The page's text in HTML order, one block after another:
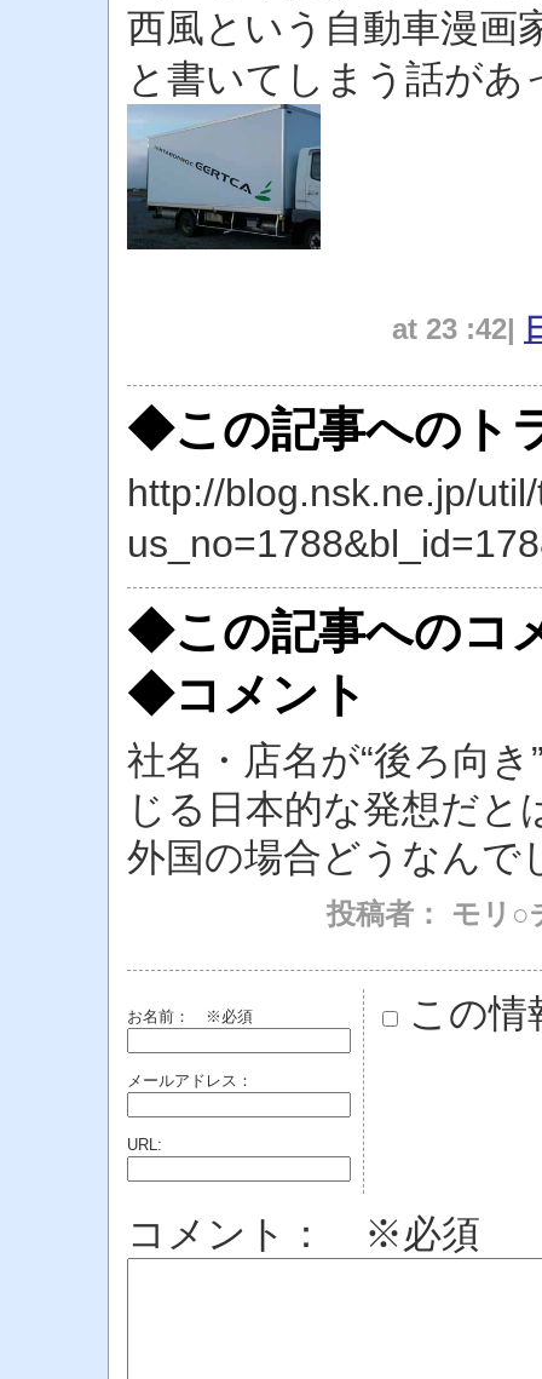
西風という自動車漫画
と書いてしまう話があ
at 23 :42|
◆この記事へのト
http://blog.nsk.ne.jp/
◆この記事へのコ
◆コメント
社名・店名が“後ろ向
じる日本的な発想だ
外国の場合どうなんで
投稿者： モリ
お名前： ※必須
メールアドレス：
URL:
この情
コメント： ※必須